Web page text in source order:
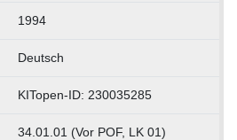
1994
Deutsch
KITopen-ID: 230035285
34.01.01 (Vor POF, LK 01)